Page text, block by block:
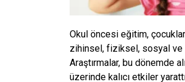
Okul öncesi eğitim,
zihinsel, fiziksel, sosyal ve
Araştırmalar, bu dönemde
üzerinde kalıcı etkiler